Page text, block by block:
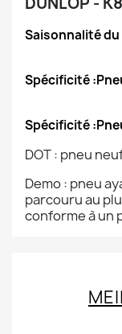
Saisonnalité du
Spécificité
Spécificité
DOT : pneu
Demo : pneu
parcouru au
conforme à un